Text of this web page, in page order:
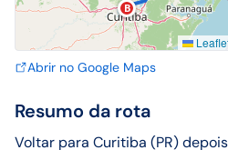
B
Abrir no Google Maps
Resumo da rota
Voltar para Curitiba (PR)